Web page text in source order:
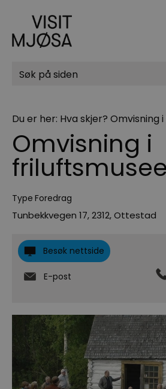
Søk
Du er her: Hva skjer? Omvisning
Omvisning i
Type Foredrag
Tunbekkvegen 17,2312,Ottestad
Besøk nettside
E-post